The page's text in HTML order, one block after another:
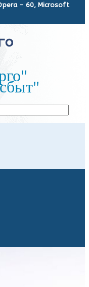
- 60, Microsoft